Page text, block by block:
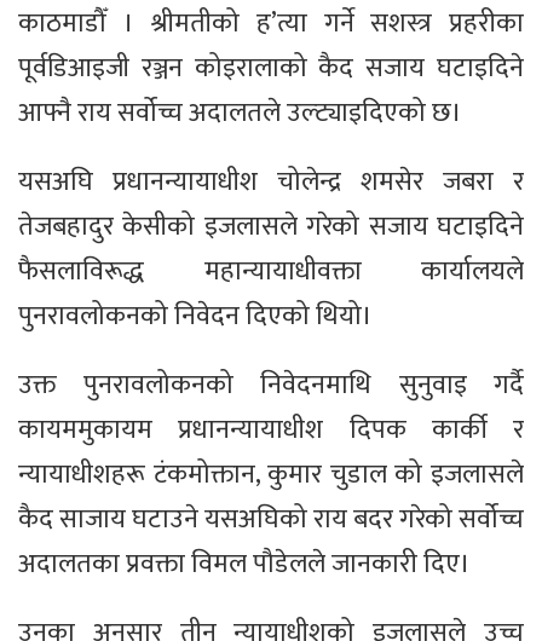
काठमाडौँ । श्रीमतीको ह’त्या गर्ने सशस्त्र प्रहरीका
पूर्वडिआइजी रञ्जन कोइरालाको कैद सजाय घटाइदिने
आफ्नै राय सर्वोच्च अदालतले उल्ट्याइदिएको छ।
यसअघि प्रधानन्यायाधीश चोलेन्द्र शमसेर जबरा र
तेजबहादुर केसीको इजलासले गरेको सजाय घटाइदिने
फैसलाविरूद्ध महान्यायाधीवक्ता कार्यालयले
पुनरावलोकनको निवेदन दिएको थियो।
उक्त पुनरावलोकनको निवेदनमाथि सुनुवाइ गर्दै
कायममुकायम प्रधानन्यायाधीश दिपक कार्की र
न्यायाधीशहरू टंकमोक्तान, कुमार चुडाल को इजलासले
कैद साजाय घटाउने यसअघिको राय बदर गरेको सर्वोच्च
अदालतका प्रवक्ता विमल पौडेलले जानकारी दिए।